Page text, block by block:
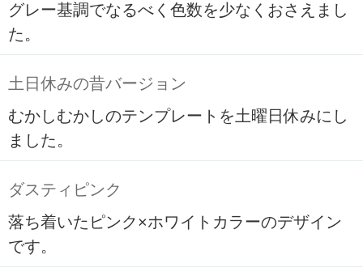
グレー基調でなるべく色数を少なくおさえまし
た。
土日休みの昔バージョン
むかしむかしのテンプレートを土曜日休みにし
ました。
ダスティピンク
落ち着いたピンク×ホワイトカラーのデザイン
です。